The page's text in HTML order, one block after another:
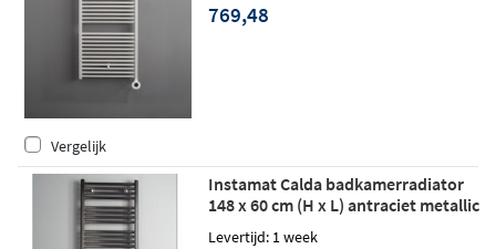
769,48
Vergelijk
Instamat Calda badkamerradiator
148 x 60 cm (H x L) antraciet metallic
Levertijd: 1 week